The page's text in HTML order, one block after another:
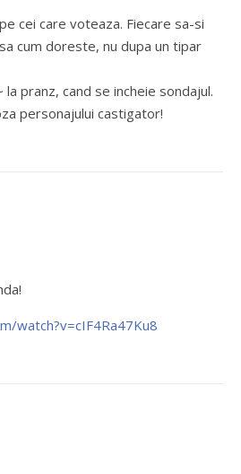
cei care voteaza. Fiecare sa-si
cum doreste, nu dupa un tipar
pranz, cand se incheie sondajul.
personajului castigator!
watch?v=cIF4Ra47Ku8